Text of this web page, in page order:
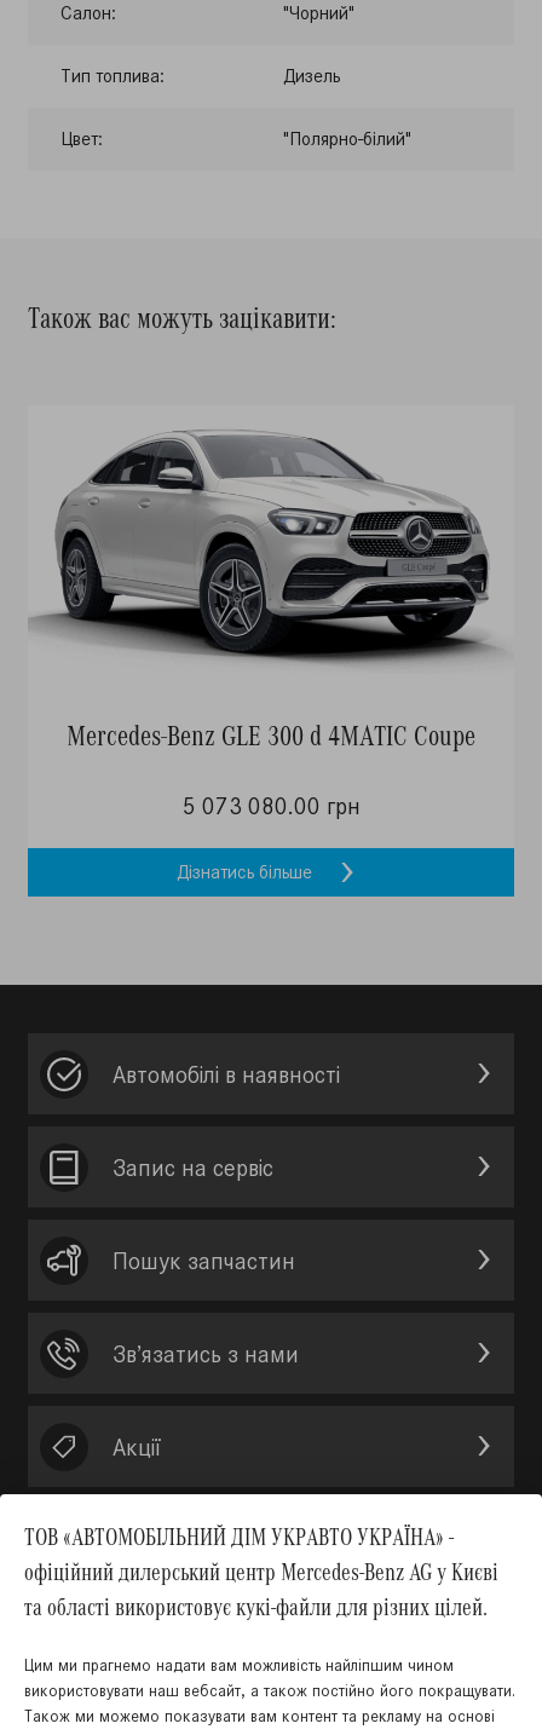
Салон: "Чорний"
Тип топлива: Дизель
Цвет: "Полярно-білий"
Також вас можуть зацікавити:
Mercedes-Benz GLE 300 d 4MATIC Coupe
5 073 080.00 грн
Дізнатись більше
ТОВ «АВТОМОБІЛЬНИЙ ДІМ УКРАВТО УКРАЇНА» -
офіційний дилерський центр Mercedes-Benz AG у Києві
та області використовує кукі-файли для різних цілей.
Цим ми прагнемо надати вам можливість найліпшим чином
використовувати наш вебсайт, а також постійно його покращувати.
Також ми можемо показувати вам контент та рекламу на основі
Автомобілі в наявності
Запис на сервic
Пошук запчастин
Зв’язатись з нами
Акції
Вгору